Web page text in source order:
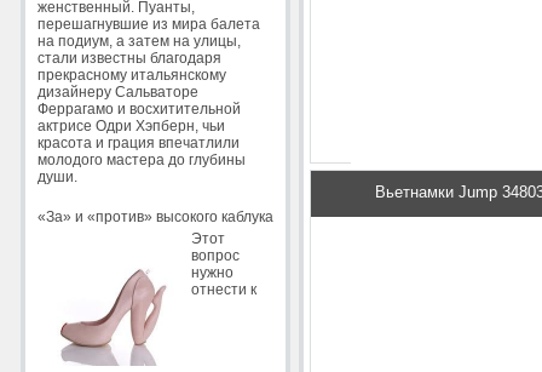
женственный. Пуанты,
перешагнувшие из мира балета
на подиум, а затем на улицы,
стали известны благодаря
прекрасному итальянскому
дизайнеру Сальваторе
Феррагамо и восхитительной
актрисе Одри Хэпберн, чьи
красота и грация впечатлили
молодого мастера до глубины
души.
«За» и «против» высокого каблука
Этот
вопрос
нужно
отнести к
Вьетнамки Jump